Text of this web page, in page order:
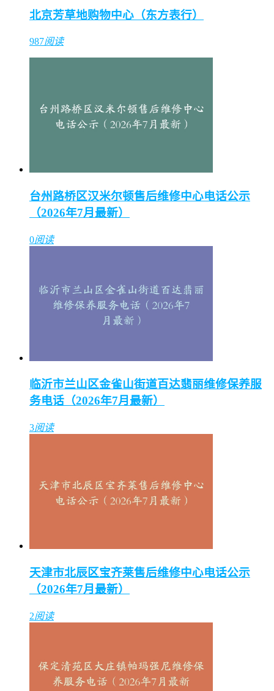
北京芳草地购物中心（东方表行）
987阅读
台州路桥区汉米尔顿售后维修中心电话公示
（2026年7月最新）
0阅读
临沂市兰山区金雀山街道百达翡丽维修保养服
务电话（2026年7月最新）
3阅读
天津市北辰区宝齐莱售后维修中心电话公示
（2026年7月最新）
2阅读
服务区域： 一二三线城市360+家服务点
服务项目：
400-882-0752 拨打电话